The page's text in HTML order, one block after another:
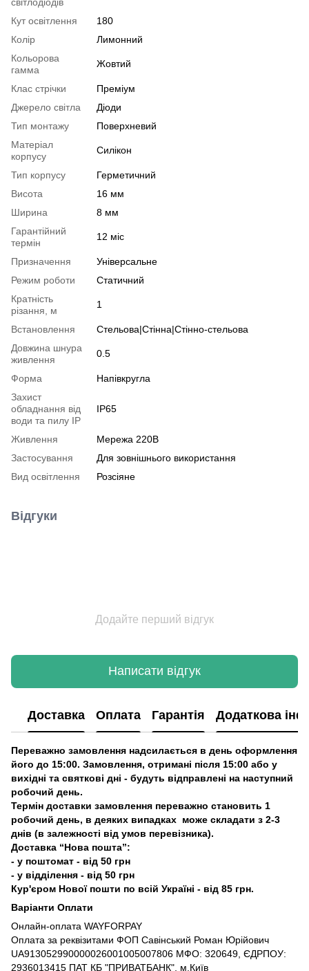
Кут освітлення
180
Колір
Лимонний
Кольорова
гамма
Жовтий
Клас стрічки
Преміум
Джерело світла
Діоди
Тип монтажу
Поверхневий
Матеріал
корпусу
Силікон
Тип корпусу
Герметичний
Висота
16 мм
Ширина
8 мм
Гарантійний
термін
12 міс
Призначення
Універсальне
Режим роботи
Статичний
Кратність
різання, м
1
Встановлення
Стельова|Стінна|Стінно-стельова
Довжина шнура
живлення
0.5
Форма
Напівкругла
Захист
обладнання від
води та пилу IP
IP65
Живлення
Мережа 220В
Застосування
Для зовнішнього використання
Вид освітлення
Розсіяне
Відгуки
Додайте перший відгук
Написати відгук
Доставка Оплата Гарантія Додаткова
Переважно замовлення надсилається в день оформлення
його до 15:00. Замовлення, отримані після 15:00 або у
вихідні та святкові дні - будуть відправлені на наступний
робочий день.
Термін доставки замовлення переважно становить 1
робочий день, в деяких випадках може складати з 2-3
днів (в залежності від умов перевізника).
Доставка “Нова пошта”:
- у поштомат - від 50 грн
- у відділення - від 50 грн
Кур'єром Нової пошти по всій Україні - від 85 грн.
Варіанти Оплати
Онлайн-оплата WAYFORPAY
Оплата за реквізитами ФОП Савінський Роман Юрійович
UA913052990000026001005007806 МФО: 320649, ЄДРПОУ:
2936013415 ПАТ КБ "ПРИВАТБАНК", м.Київ